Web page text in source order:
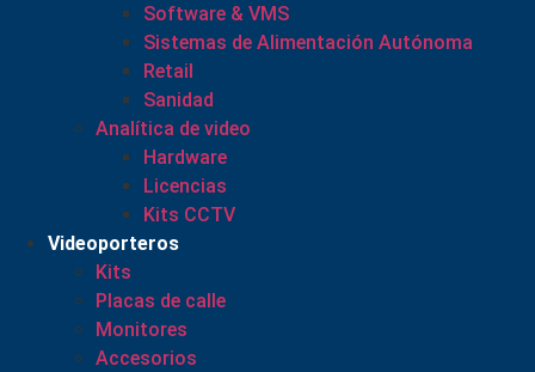
Software & VMS
Sistemas de Alimentación Autónoma
Retail
Sanidad
Analítica de video
Hardware
Licencias
Kits CCTV
Videoporteros
Kits
Placas de calle
Monitores
Accesorios